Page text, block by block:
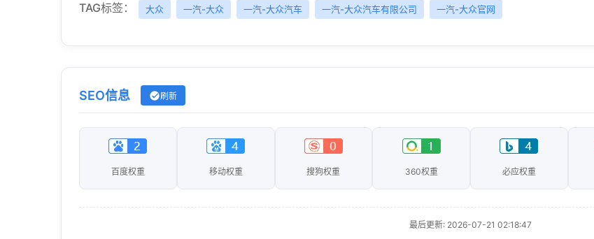
TAG标签： 大众 一汽-大众 一汽-大众汽车 一汽-大众汽车有限公司 一汽-大众官网
SEO信息 刷新
百度权重 移动权重 搜狗权重 360权重 必应权重
最后更新: 2026-07-21 02:18:47